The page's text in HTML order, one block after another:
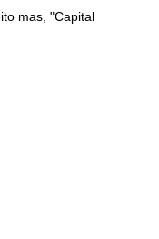
mas, "Capital